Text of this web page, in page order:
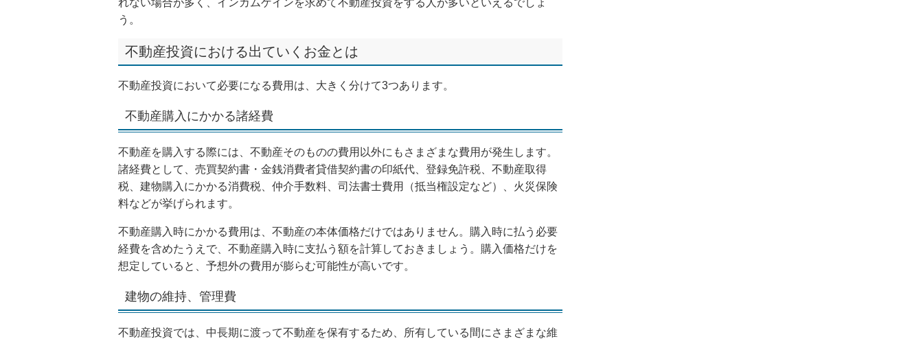
れない場合が多く、インカムゲインを求めて不動産投資をする人が多いといえるでしょ
う。
不動産投資における出ていくお金とは
不動産投資において必要になる費用は、大きく分けて3つあります。
不動産購入にかかる諸経費
不動産を購入する際には、不動産そのものの費用以外にもさまざまな費用が発生します。
諸経費として、売買契約書・金銭消費者貸借契約書の印紙代、登録免許税、不動産取得
税、建物購入にかかる消費税、仲介手数料、司法書士費用（抵当権設定など）、火災保険
料などが挙げられます。
不動産購入時にかかる費用は、不動産の本体価格だけではありません。購入時に払う必要
経費を含めたうえで、不動産購入時に支払う額を計算しておきましょう。購入価格だけを
想定していると、予想外の費用が膨らむ可能性が高いです。
建物の維持、管理費
不動産投資では、中長期に渡って不動産を保有するため、所有している間にさまざまな維